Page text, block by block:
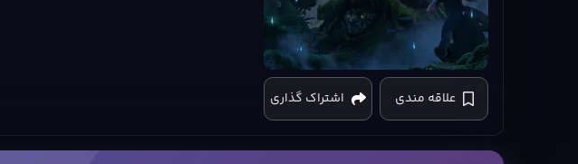
Fable
PS5
cover
علاقه مندی اشتراک گذاری